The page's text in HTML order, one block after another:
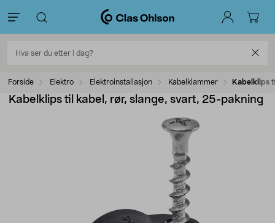
Forside Elektro Elektroinstallasjon Kabelklammer Kabelklips
Kabelklips til kabel, rør, slange, svart, 25-pakning